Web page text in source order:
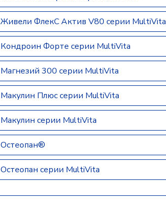
Живели ФлекС Актив V80 серии MultiVita
Кондроин Форте серии MultiVita
Магнезий 300 серии MultiVita
Макулин Плюс серии MultiVita
Макулин серии MultiVita
Остеопан®
Остеопан серии MultiVita